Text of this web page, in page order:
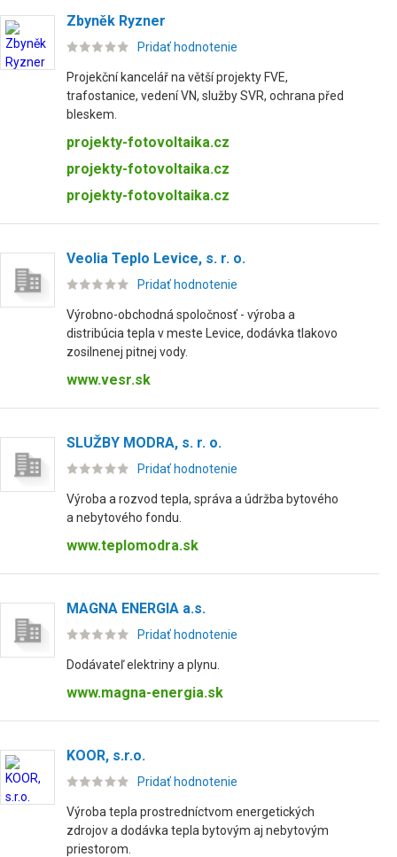
Zbyněk Ryzner
Pridať hodnotenie
Projekční kancelář na větší projekty FVE,
trafostanice, vedení VN, služby SVR, ochrana před
bleskem.
projekty-fotovoltaika.cz
projekty-fotovoltaika.cz
projekty-fotovoltaika.cz
Veolia Teplo Levice, s. r. o.
Pridať hodnotenie
Výrobno-obchodná spoločnosť - výroba a
distribúcia tepla v meste Levice, dodávka tlakovo
zosilnenej pitnej vody.
www.vesr.sk
SLUŽBY MODRA, s. r. o.
Pridať hodnotenie
Výroba a rozvod tepla, správa a údržba bytového
a nebytového fondu.
www.teplomodra.sk
MAGNA ENERGIA a.s.
Pridať hodnotenie
Dodávateľ elektriny a plynu.
www.magna-energia.sk
KOOR, s.r.o.
Pridať hodnotenie
Výroba tepla prostredníctvom energetických
zdrojov a dodávka tepla bytovým aj nebytovým
priestorom.